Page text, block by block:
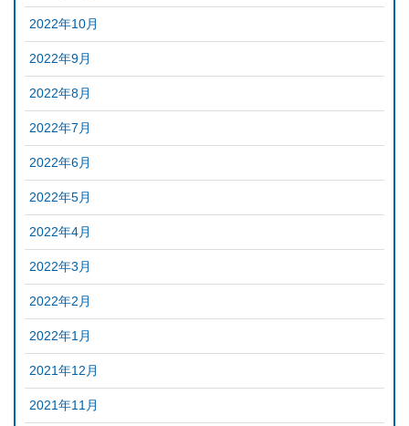
2022年10月
2022年9月
2022年8月
2022年7月
2022年6月
2022年5月
2022年4月
2022年3月
2022年2月
2022年1月
2021年12月
2021年11月